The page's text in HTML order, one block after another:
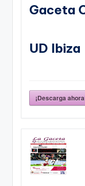
Gaceta
UD Ibiza
¡Descarga